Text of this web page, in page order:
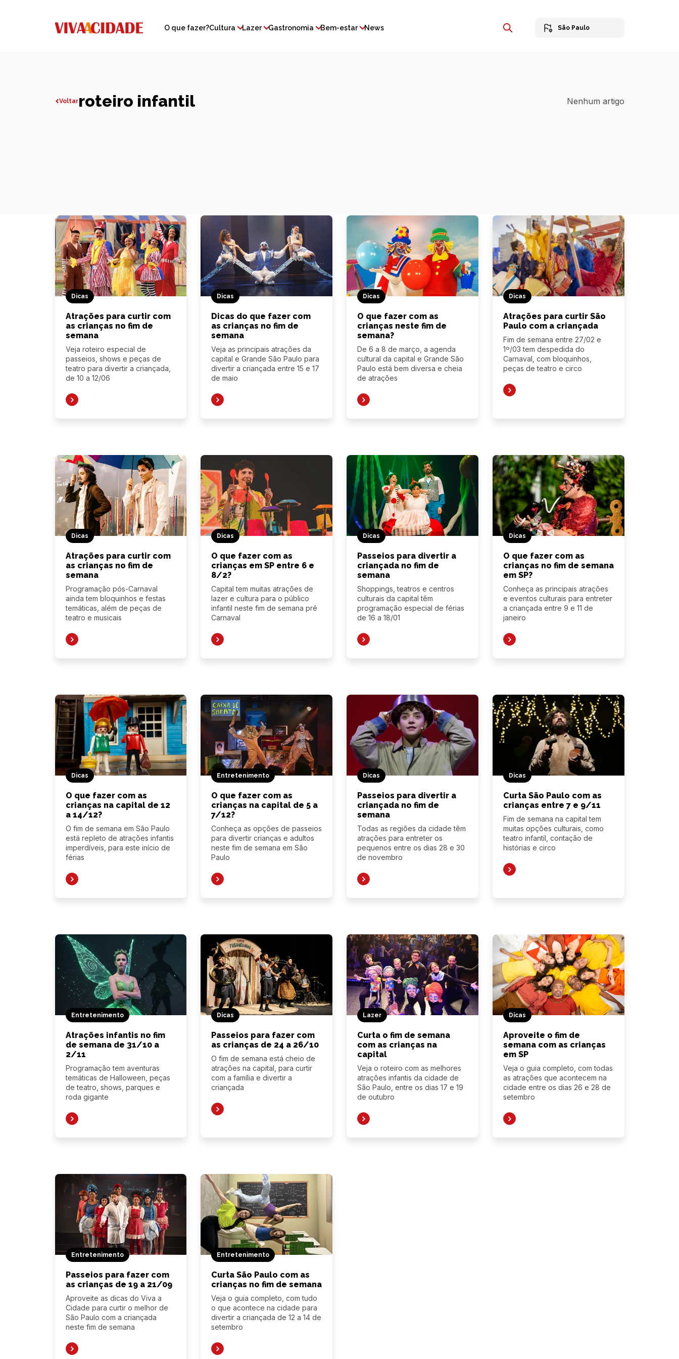
O que fazer?Cultura Lazer Gastronomia Bem-estar News São Paulo
Voltarroteiro infantil Nenhum artigo
Dicas
Atrações para curtir com
as crianças no fim de
semana
Veja roteiro especial de
passeios, shows e peças de
teatro para divertir a criançada,
de 10 a 12/06
Dicas
Dicas do que fazer com
as crianças no fim de
semana
Veja as principais atrações da
capital e Grande São Paulo para
divertir a criançada entre 15 e 17
de maio
Dicas
O que fazer com as
crianças neste fim de
semana?
De 6 a 8 de março, a agenda
cultural da capital e Grande São
Paulo está bem diversa e cheia
de atrações
Dicas
Atrações para curtir São
Paulo com a criançada
Fim de semana entre 27/02 e
1º/03 tem despedida do
Carnaval, com bloquinhos,
peças de teatro e circo
Dicas
Atrações para curtir com
as crianças no fim de
semana
Programação pós-Carnaval
ainda tem bloquinhos e festas
temáticas, além de peças de
teatro e musicais
Dicas
O que fazer com as
crianças em SP entre 6 e
8/2?
Capital tem muitas atrações de
lazer e cultura para o público
infantil neste fim de semana pré
Carnaval
Dicas
Passeios para divertir a
criançada no fim de
semana
Shoppings, teatros e centros
culturais da capital têm
programação especial de férias
de 16 a 18/01
Dicas
O que fazer com as
crianças no fim de semana
em SP?
Conheça as principais atrações
e eventos culturais para entreter
a criançada entre 9 e 11 de
janeiro
Dicas
O que fazer com as
crianças na capital de 12
a 14/12?
O fim de semana em São Paulo
está repleto de atrações infantis
imperdíveis, para este início de
férias
Entretenimento
O que fazer com as
crianças na capital de 5 a
7/12?
Conheça as opções de passeios
para divertir crianças e adultos
neste fim de semana em São
Paulo
Dicas
Passeios para divertir a
criançada no fim de
semana
Todas as regiões da cidade têm
atrações para entreter os
pequenos entre os dias 28 e 30
de novembro
Dicas
Curta São Paulo com as
crianças entre 7 e 9/11
Fim de semana na capital tem
muitas opções culturais, como
teatro infantil, contação de
histórias e circo
Entretenimento
Atrações infantis no fim
de semana de 31/10 a
2/11
Programação tem aventuras
temáticas de Halloween, peças
de teatro, shows, parques e
roda gigante
Dicas
Passeios para fazer com
as crianças de 24 a 26/10
O fim de semana está cheio de
atrações na capital, para curtir
com a família e divertir a
criançada
Lazer
Curta o fim de semana
com as crianças na
capital
Veja o roteiro com as melhores
atrações infantis da cidade de
São Paulo, entre os dias 17 e 19
de outubro
Dicas
Aproveite o fim de
semana com as crianças
em SP
Veja o guia completo, com todas
as atrações que acontecem na
cidade entre os dias 26 e 28 de
setembro
Entretenimento
Passeios para fazer com
as crianças de 19 a 21/09
Aproveite as dicas do Viva a
Cidade para curtir o melhor de
São Paulo com a criançada
neste fim de semana
Entretenimento
Curta São Paulo com as
crianças no fim de semana
Veja o guia completo, com tudo
o que acontece na cidade para
divertir a criançada de 12 a 14 de
setembro